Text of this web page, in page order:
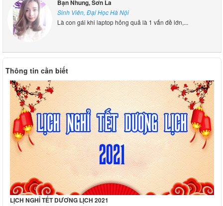
Bạn Nhung, Sơn La
Sinh Viên, Đại Học Hà Nội
Là con gái khi laptop hỏng quả là 1 vấn đề lớn,...
Thông tin cần biết
LỊCH NGHỈ TẾT DƯƠNG LỊCH 2021